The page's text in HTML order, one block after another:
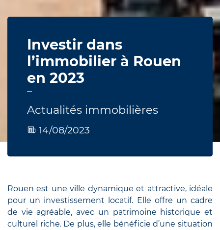
Investir dans
l’immobilier à Rouen
en 2023
Actualités immobilières
14/08/2023
Rouen est une ville dynamique et attractive, idéale
pour un investissement locatif. Elle offre un cadre
de vie agréable, avec un patrimoine historique et
culturel riche. De plus, elle bénéficie d’une situation